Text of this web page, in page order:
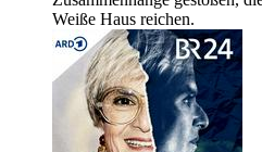
Weiße Haus reichen.